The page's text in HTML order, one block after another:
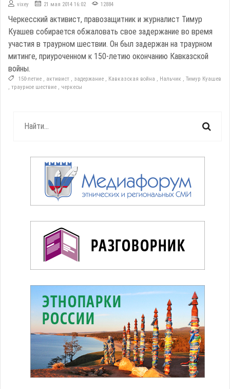
vixey 21 мая 2014 16:02 12884
Черкесский активист, правозащитник и журналист Тимур
Куашев собирается обжаловать свое задержание во время
участия в траурном шествии. Он был задержан на траурном
митинге, приуроченном к 150-летию окончанию Кавказской
войны.
150-летие , активист , задержание , Кавказская война , Нальчик , Тимур Куашев
, траурное шествие , черкесы